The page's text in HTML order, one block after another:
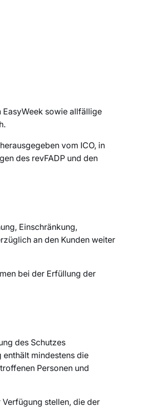
EasyWeek sowie allfällige
vom ICO, in
des revFADP und den
Einschränkung,
an den Kunden weiter
bei der Erfüllung der
des Schutzes
mindestens die
Personen und
stellen, die der